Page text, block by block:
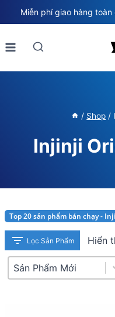
to
content
Miễn phí giao hàng
/ Shop /
Injinji
Top 20 sản phẩm bán chạy -
Lọc Sản Phẩm Hiển
Product Sort
Sort content